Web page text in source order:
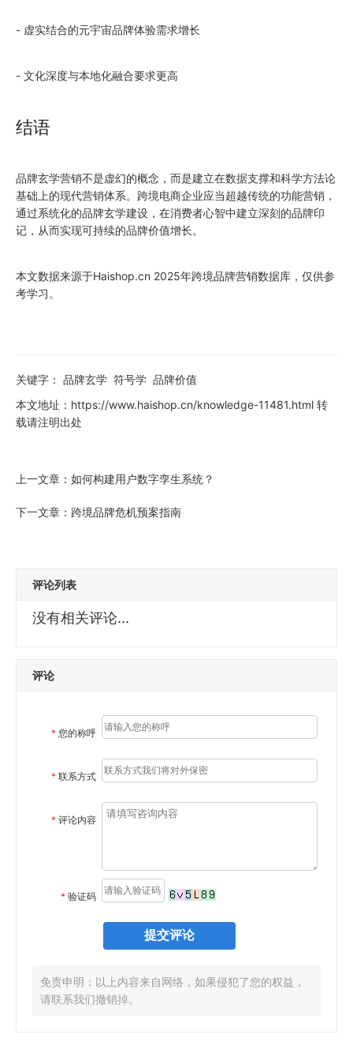
- 虚实结合的元宇宙品牌体验需求增长
- 文化深度与本地化融合要求更高
结语
品牌玄学营销不是虚幻的概念，而是建立在数据支撑和科学方法论
基础上的现代营销体系。跨境电商企业应当超越传统的功能营销，
通过系统化的品牌玄学建设，在消费者心智中建立深刻的品牌印
记，从而实现可持续的品牌价值增长。
本文数据来源于Haishop.cn 2025年跨境品牌营销数据库，仅供参
考学习。
关键字： 品牌玄学 符号学 品牌价值
本文地址： https://www.haishop.cn/knowledge-11481.html 转
载请注明出处
上一文章： 如何构建用户数字孪生系统？
下一文章： 跨境品牌危机预案指南
评论列表
没有相关评论...
评论
* 您的称呼
* 联系方式
* 评论内容
* 验证码
免责申明：以上内容来自网络，如果侵犯了您的权益，
请联系我们撤销掉。